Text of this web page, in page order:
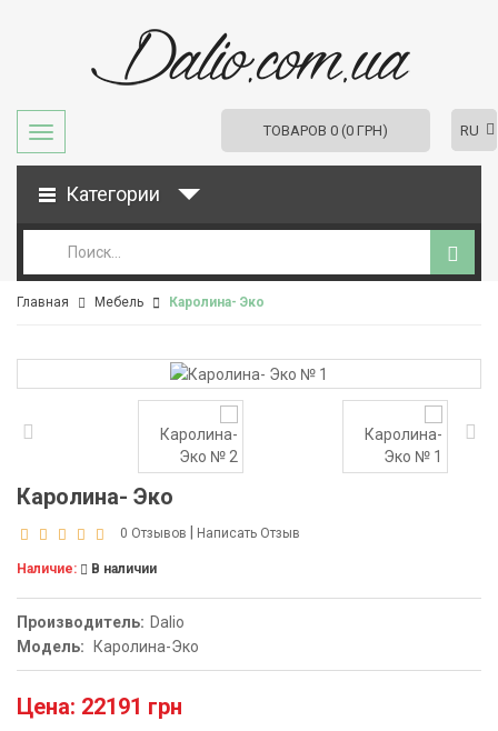
ТОВАРОВ 0 (0 ГРН) RU
Категории
Главная Мебель Каролина- Эко
Каролина- Эко
0 Отзывов Написать Отзыв
Наличие: В наличии
Производитель: Dalio
Модель:
Каролина-Эко
Цена: 22191 грн